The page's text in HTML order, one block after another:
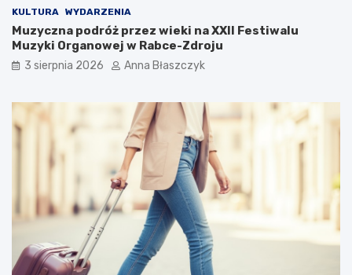
KULTURA WYDARZENIA
Muzyczna podróż przez wieki na XXII Festiwalu
Muzyki Organowej w Rabce-Zdroju
3 sierpnia 2026 Anna Błaszczyk